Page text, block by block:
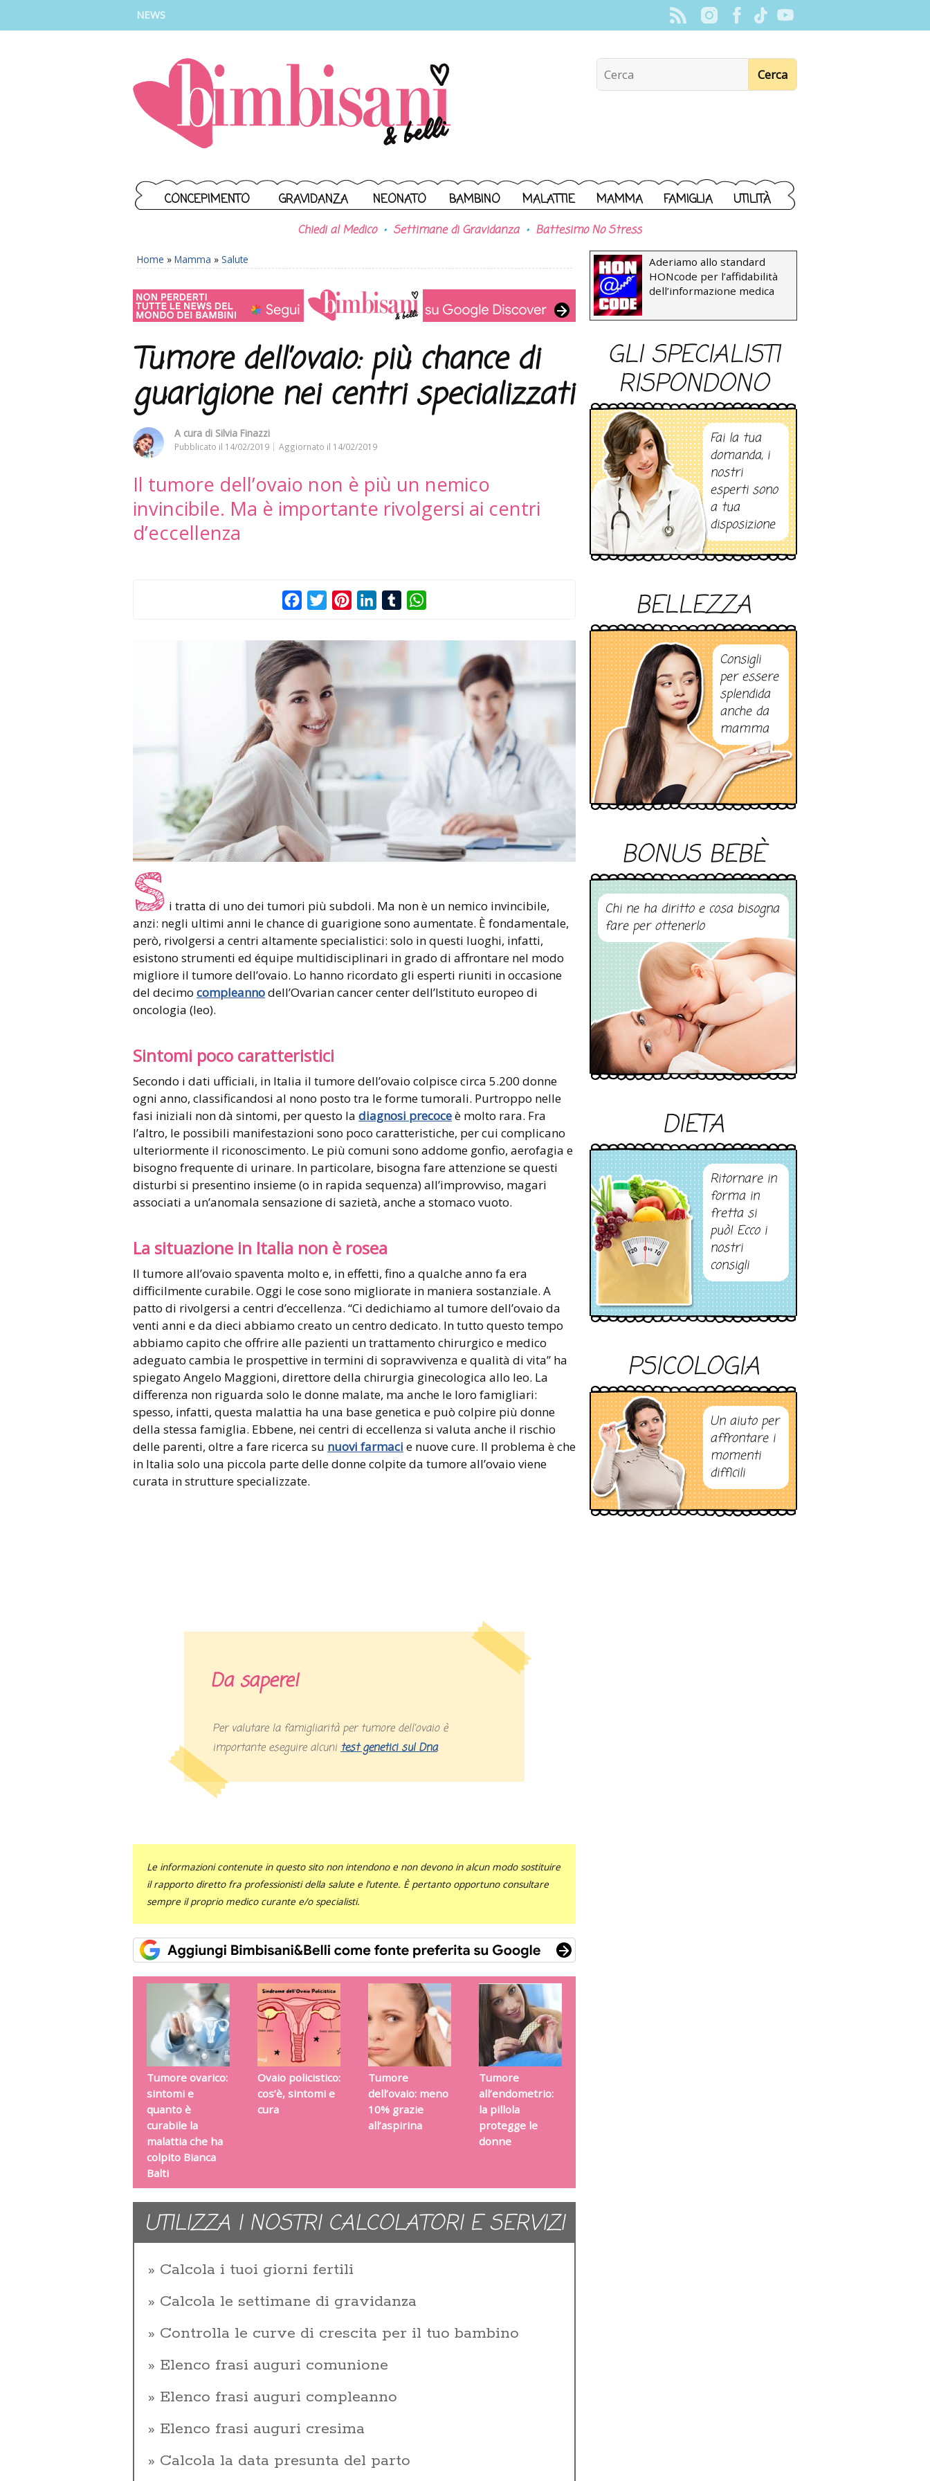
NEWS
CONCEPIMENTO GRAVIDANZA NEONATO BAMBINO MALATTIE MAMMA FAMIGLIA UTILITÀ
Chiedi al Medico Settimane di Gravidanza Battesimo No Stress
Home » Mamma » Salute
Tumore dell’ovaio: più chance di
guarigione nei centri specializzati
A cura di Silvia Finazzi
Pubblicato il 14/02/2019 Aggiornato il 14/02/2019
Il tumore dell’ovaio non è più un nemico
invincibile. Ma è importante rivolgersi ai centri
d’eccellenza
FacebookTwitterPinterestLinkedInTumblr
S i tratta di uno dei tumori più subdoli. Ma non è un nemico invincibile,
anzi: negli ultimi anni le chance di guarigione sono aumentate. È fondamentale,
però, rivolgersi a centri altamente specialistici: solo in questi luoghi, infatti,
esistono strumenti ed équipe multidisciplinari in grado di affrontare nel modo
migliore il tumore dell’ovaio. Lo hanno ricordato gli esperti riuniti in occasione
del decimo compleannodell’Ovarian cancer center dell’Istituto europeo di
oncologia (Ieo).
Sintomi poco caratteristici
Secondo i dati ufficiali, in Italia il tumore dell’ovaio colpisce circa 5.200 donne
ogni anno, classificandosi al nono posto tra le forme tumorali. Purtroppo nelle
fasi iniziali non dà sintomi, per questo la diagnosi precoceè molto rara. Fra
l’altro, le possibili manifestazioni sono poco caratteristiche, per cui complicano
ulteriormente il riconoscimento. Le più comuni sono addome gonfio, aerofagia e
bisogno frequente di urinare. In particolare, bisogna fare attenzione se questi
disturbi si presentino insieme (o in rapida sequenza) all’improvviso, magari
associati a un’anomala sensazione di sazietà, anche a stomaco vuoto.
La situazione in Italia non è rosea
Il tumore all’ovaio spaventa molto e, in effetti, fino a qualche anno fa era
difficilmente curabile. Oggi le cose sono migliorate in maniera sostanziale. A
patto di rivolgersi a centri d’eccellenza. “Ci dedichiamo al tumore dell’ovaio da
venti anni e da dieci abbiamo creato un centro dedicato. In tutto questo tempo
abbiamo capito che offrire alle pazienti un trattamento chirurgico e medico
adeguato cambia le prospettive in termini di sopravvivenza e qualità di vita” ha
spiegato Angelo Maggioni, direttore della chirurgia ginecologica allo Ieo. La
differenza non riguarda solo le donne malate, ma anche le loro famigliari:
spesso, infatti, questa malattia ha una base genetica e può colpire più donne
della stessa famiglia. Ebbene, nei centri di eccellenza si valuta anche il rischio
delle parenti, oltre a fare ricerca su nuovi farmaci e nuove cure. Il problema è che
in Italia solo una piccola parte delle donne colpite da tumore all’ovaio viene
curata in strutture specializzate.
Da sapere!
Per valutare la famigliarità per tumore dell’ovaio è
importante eseguire alcuni test genetici sul Dna.
Le informazioni contenute in questo sito non intendono e non devono in alcun modo sostituire
il rapporto diretto fra professionisti della salute e l’utente. È pertanto opportuno consultare
sempre il proprio medico curante e/o specialisti.
Tumore ovarico:
sintomi e
quanto è
curabile la
malattia che ha
colpito Bianca
Balti
Ovaio policistico:
cos’è, sintomi e
cura
Tumore
dell’ovaio: meno
10% grazie
all’aspirina
Tumore
all’endometrio:
la pillola
protegge le
donne
UTILIZZA I NOSTRI CALCOLATORI E SERVIZI
Calcola i tuoi giorni fertili
Calcola le settimane di gravidanza
Controlla le curve di crescita per il tuo bambino
Elenco frasi auguri comunione
Elenco frasi auguri compleanno
Elenco frasi auguri cresima
Calcola la data presunta del parto
Aderiamo allo standard
HONcode per l’affidabilità
dell’informazione medica
GLI SPECIALISTI
RISPONDONO
Fai la tua
domanda, i
nostri
esperti sono
a tua
disposizione
BELLEZZA
Consigli
per essere
splendida
anche da
mamma
BONUS BEBÈ
Chi ne ha diritto e cosa bisogna
fare per ottenerlo
DIETA
Ritornare in
forma in
fretta si
può! Ecco i
nostri
consigli
PSICOLOGIA
Un aiuto per
affrontare i
momenti
difficili